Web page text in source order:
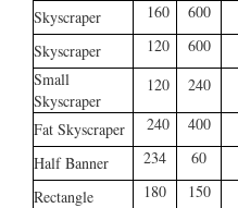
Skyscraper
160 600
Skyscraper
120 600
Small
Skyscraper
120 240
Fat Skyscraper 240 400
Half Banner
234 60
Rectangle
180 150